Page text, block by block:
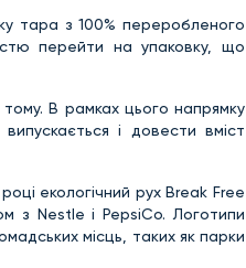
тара з 100% переробленого
перейти на упаковку, що
тому. В рамках цього напрямку
і довести вміст
екологічний рух Break Free
з Nestle і PepsiCo. Логотипи
місць, таких як парки